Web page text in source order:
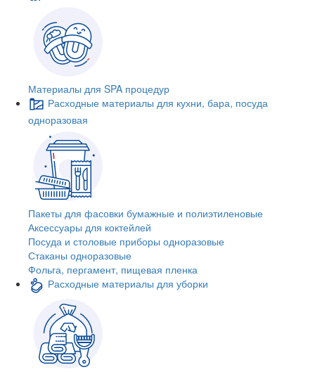
Материалы для SPA процедур
Расходные материалы для кухни, бара, посуда
одноразовая
Пакеты для фасовки бумажные и полиэтиленовые
Аксессуары для коктейлей
Посуда и столовые приборы одноразовые
Стаканы одноразовые
Фольга, пергамент, пищевая пленка
Расходные материалы для уборки